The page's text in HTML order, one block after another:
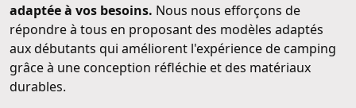
adaptée à vos besoins. Nous nous efforçons de
répondre à tous en proposant des modèles adaptés
aux débutants qui améliorent l'expérience de camping
grâce à une conception réfléchie et des matériaux
durables.